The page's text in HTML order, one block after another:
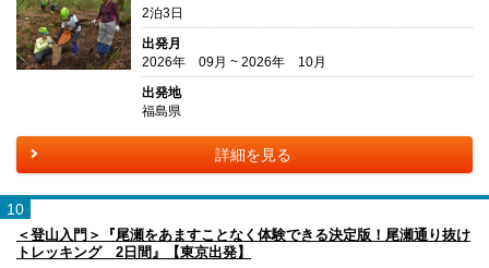
2泊3日
出発月
2026年 09月 ~ 2026年 10月
出発地
福島県
詳細を見る
10
＜登山入門＞『尾瀬をあますことなく体験できる決定版！尾瀬通り抜け
トレッキング 2日間』【東京出発】